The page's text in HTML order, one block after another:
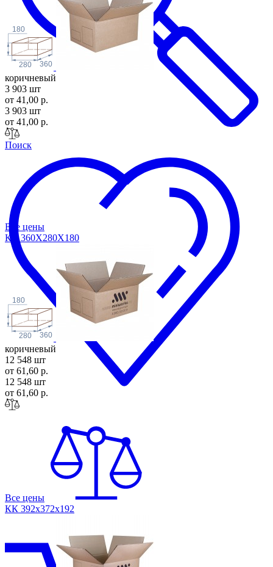
Поиск
280 360
180
коричневый
3 903 шт
от 41,00 р.
3 903 шт
от 41,00 р.
Все цены
КК 360Х280Х180
280 360
180
коричневый
12 548 шт
от 61,60 р.
12 548 шт
от 61,60 р.
Все цены
КК 392х372х192